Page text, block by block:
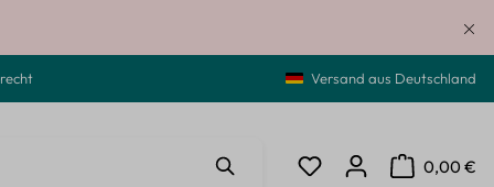
Versand aus Deutschland
Du hast 0 Produkte auf
0,00 €
Warenkorb